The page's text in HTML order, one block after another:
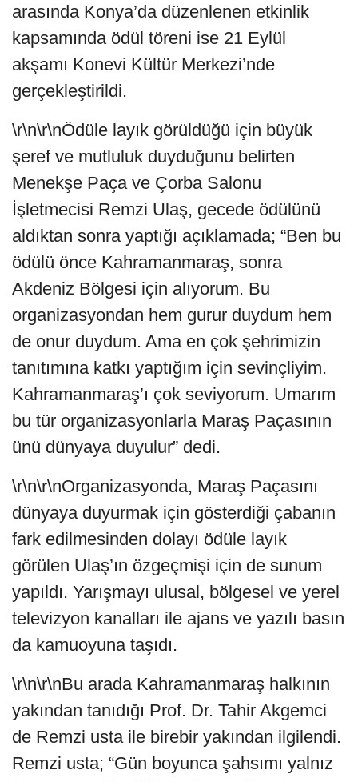
arasında Konya’da düzenlenen etkinlik
kapsamında ödül töreni ise 21 Eylül
akşamı Konevi Kültür Merkezi’nde
gerçekleştirildi.
\r\n\r\nÖdüle layık görüldüğü için büyük
şeref ve mutluluk duyduğunu belirten
Menekşe Paça ve Çorba Salonu
İşletmecisi Remzi Ulaş, gecede ödülünü
aldıktan sonra yaptığı açıklamada; “Ben bu
ödülü önce Kahramanmaraş, sonra
Akdeniz Bölgesi için alıyorum. Bu
organizasyondan hem gurur duydum hem
de onur duydum. Ama en çok şehrimizin
tanıtımına katkı yaptığım için sevinçliyim.
Kahramanmaraş’ı çok seviyorum. Umarım
bu tür organizasyonlarla Maraş Paçasının
ünü dünyaya duyulur” dedi.
\r\n\r\nOrganizasyonda, Maraş Paçasını
dünyaya duyurmak için gösterdiği çabanın
fark edilmesinden dolayı ödüle layık
görülen Ulaş’ın özgeçmişi için de sunum
yapıldı. Yarışmayı ulusal, bölgesel ve yerel
televizyon kanalları ile ajans ve yazılı basın
da kamuoyuna taşıdı.
\r\n\r\nBu arada Kahramanmaraş halkının
yakından tanıdığı Prof. Dr. Tahir Akgemci
de Remzi usta ile birebir yakından ilgilendi.
Remzi usta; “Gün boyunca şahsımı yalnız